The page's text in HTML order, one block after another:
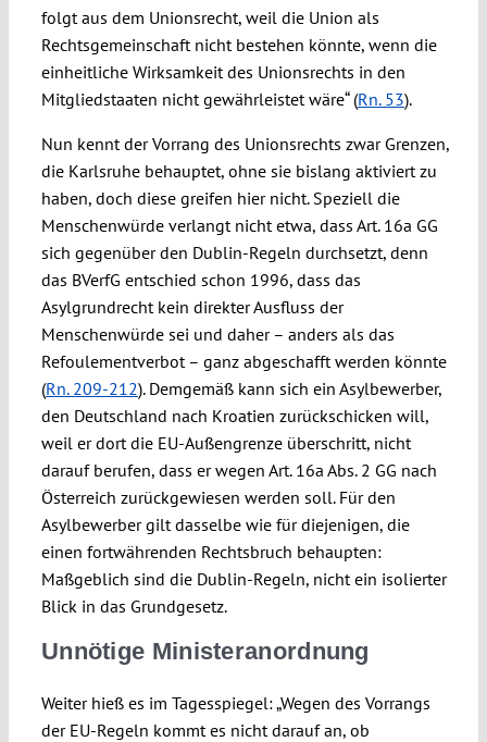
folgt aus dem Unionsrecht, weil die Union als
Rechtsgemeinschaft nicht bestehen könnte, wenn die
einheitliche Wirksamkeit des Unionsrechts in den
Mitgliedstaaten nicht gewährleistet wäre“ (Rn. 53).
Nun kennt der Vorrang des Unionsrechts zwar Grenzen,
die Karlsruhe behauptet, ohne sie bislang aktiviert zu
haben, doch diese greifen hier nicht. Speziell die
Menschenwürde verlangt nicht etwa, dass Art. 16a GG
sich gegenüber den Dublin-Regeln durchsetzt, denn
das BVerfG entschied schon 1996, dass das
Asylgrundrecht kein direkter Ausfluss der
Menschenwürde sei und daher – anders als das
Refoulementverbot – ganz abgeschafft werden könnte
(Rn. 209-212). Demgemäß kann sich ein Asylbewerber,
den Deutschland nach Kroatien zurückschicken will,
weil er dort die EU-Außengrenze überschritt, nicht
darauf berufen, dass er wegen Art. 16a Abs. 2 GG nach
Österreich zurückgewiesen werden soll. Für den
Asylbewerber gilt dasselbe wie für diejenigen, die
einen fortwährenden Rechtsbruch behaupten:
Maßgeblich sind die Dublin-Regeln, nicht ein isolierter
Blick in das Grundgesetz.
Unnötige Ministeranordnung
Weiter hieß es im Tagesspiegel: „Wegen des Vorrangs
der EU-Regeln kommt es nicht darauf an, ob